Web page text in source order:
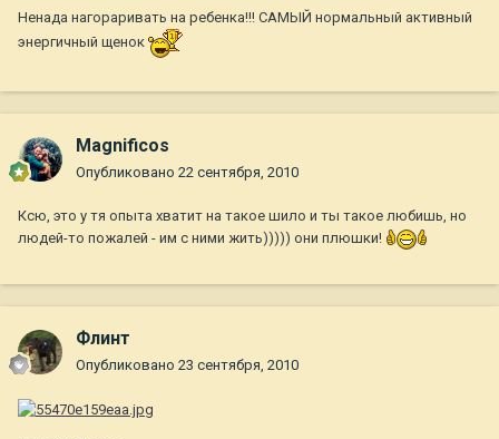
Ненада нагораривать на ребенка!!! САМЫЙ нормальный активный
энергичный щенок
Magnificos
Опубликовано 22 сентября, 2010
Ксю, это у тя опыта хватит на такое шило и ты такое любишь, но
людей-то пожалей - им с ними жить))))) они плюшки!
Флинт
Опубликовано 23 сентября, 2010